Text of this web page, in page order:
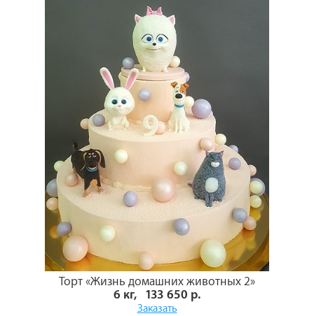
Торт «Жизнь домашних животных 2»
6 кг, 133 650 р.
Заказать